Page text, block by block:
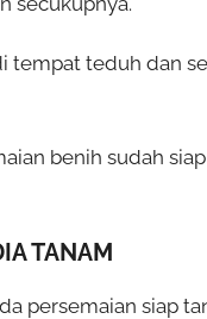
tempat teduh dan
benih sudah
TANAM
persemaian siap